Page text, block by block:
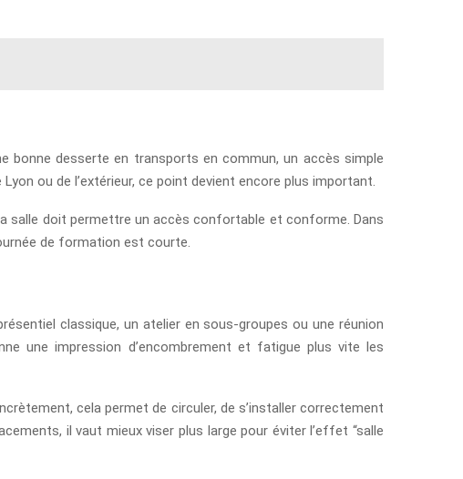
bonne desserte en transports en commun, un accès simple
ou de l’extérieur, ce point devient encore plus important.
salle doit permettre un accès confortable et conforme. Dans
de formation est courte.
classique, un atelier en sous-groupes ou une réunion
une impression d’encombrement et fatigue plus vite les
cela permet de circuler, de s’installer correctement
il vaut mieux viser plus large pour éviter l’effet “salle